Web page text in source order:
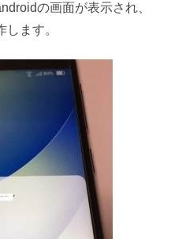
の画面が表示され、
ます。